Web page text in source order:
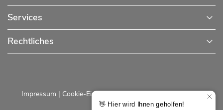
Services
Rechtliches
Impressum | Cookie-Einstellungen|Datenschutzerklärung